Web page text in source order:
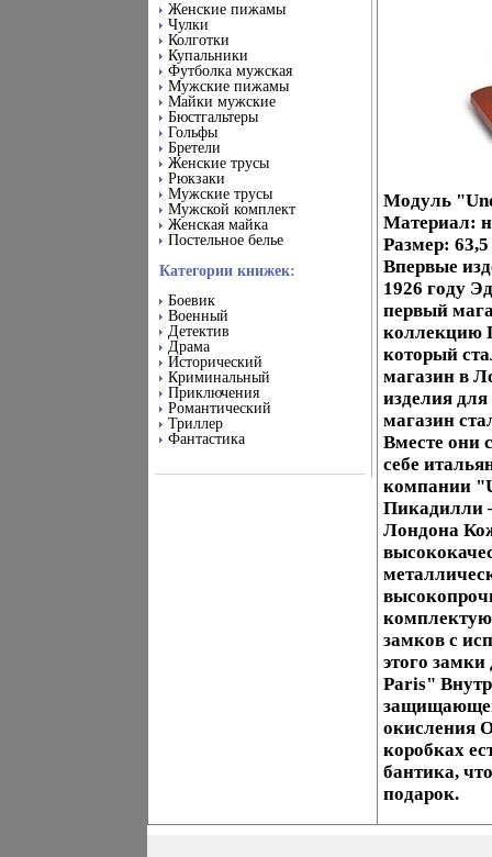
Женские пижамы
Чулки
Колготки
Купальники
Футболка мужская
Мужские пижамы
Майки мужские
Бюстгальтеры
Гольфы
Бретели
Женские трусы
Рюкзаки
Мужские трусы
Мужской комплект
Женская майка
Постельное белье
Категории книжек:
Боевик
Военный
Детектив
Драма
Исторический
Криминальный
Приключения
Романтический
Триллер
Фантастика
Модуль
Материал:
Размер:
Впервые
1926 году
первый
коллекцию
который
магазин в
изделия
магазин
Вместе они
себе
компании
Пикадилли
Лондона
замков с
этого
Paris"
окисления
коробках
бантика,
подарок.